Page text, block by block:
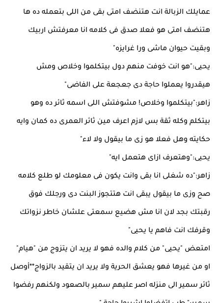
عمايلك الزبالة انت هتنضف امتى بقى من اللى بتعمله ده ها
هتنضف امتى هو فعلا صدق فى كلامه انا معرفتش اربيك
وبقيت حيوان ماشى ورا غرايزه"
يحيى:"هو انت خوفت منهم دول بيتكلموا وخلاص ومش
هيقدروا يعملوا حاجة دى جعجعة على الفاضى"
زاهر:"بيتكلموا وخلاص! مشوفتش اللى اسمه ثائر ده وهو
بيتكلم وكله ثقة بس لازم اعرف مين ثائر العمرى ده كمان وايه
حكايته وهل فعلا هو زى ما بيقول ولا لاء"
يحيى:"وهتعرف ازاى هتعمل ايه"
زاهر:"ده شغلى انا بقى وانت يكون فى معلومك لو طلع كلامه
صح وزى ما بيقول يبقى انت هتتجوز البنت دى ورجلك فوق
رقبتك بجد لان انا مش هضيع سمعتى علشان خاطر نزواتك
وقرفك انت فاهم يا يحيى"
امتعض "يحيى" من كلام والده فهو لا يريد ان يتزوج من "هيام"
او من غيرها فهو يعشق الحرية ولا يريد ان يتقيد بالزواج**أوصل
ثائر سمير الى منزله اصر عليهم سمير بالصعود ولكنهم رفضوا